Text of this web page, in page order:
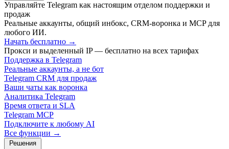
Управляйте Telegram как настоящим отделом поддержки и
продаж
Реальные аккаунты, общий инбокс, CRM-воронка и MCP для
любого ИИ.
Начать бесплатно →
Прокси и выделенный IP — бесплатно на всех тарифах
Поддержка в Telegram
Реальные аккаунты, а не бот
Telegram CRM для продаж
Ваши чаты как воронка
Аналитика Telegram
Время ответа и SLA
Telegram MCP
Подключите к любому AI
Все функции →
Решения